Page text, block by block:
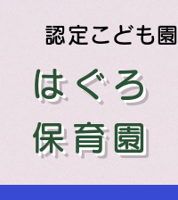
はぐろ
保育園
認定こども園